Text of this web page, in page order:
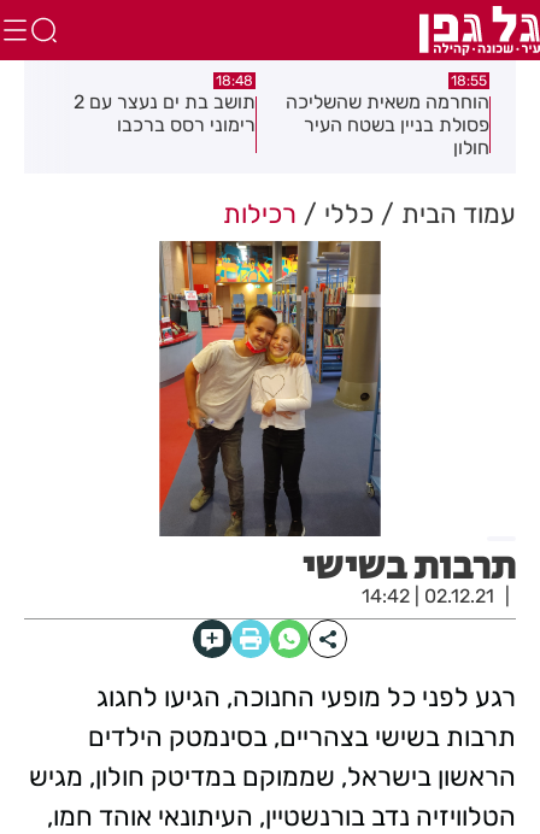
18:55
הוחרמה משאית שהשליכה
פסולת בניין בשטח העיר
חולון
18:48
תושב בת ים נעצר עם 2
רימוני רסס ברכבו
עמוד הבית כללי רכילות
תרבות בשישי
02.12.21 | 14:42
רגע לפני כל מופעי החנוכה, הגיעו לחגוג
תרבות בשישי בצהריים, בסינמטק הילדים
הראשון בישראל, שממוקם במדיטק חולון, מגיש
הטלוויזיה נדב בורנשטיין, העיתונאי אוהד חמו,